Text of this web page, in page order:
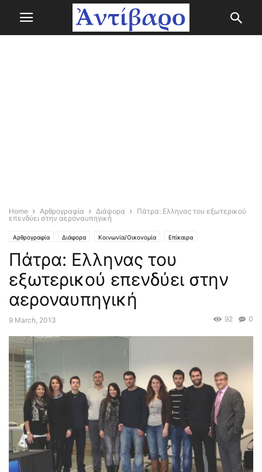
Home Αρθρογραφία Διάφορα
Πάτρα: Ελληνας του εξωτερικού
επενδύει στην αεροναυπηγική
Αρθρογραφία Διάφορα Κοινωνία/Οικονομία Επίκαιρα
Πάτρα: Ελληνας του
εξωτερικού επενδύει στην
αεροναυπηγική
9 March, 2013 0
92